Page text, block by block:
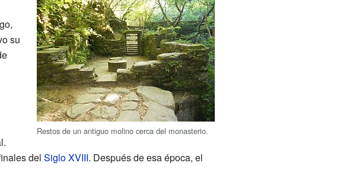
Restos de un antiguo molino cerca del monasterio.
su
del Siglo XVIII. Después de esa época, el